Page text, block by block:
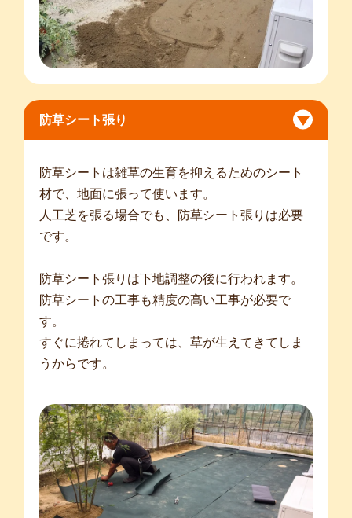
防草シート張り
防草シートは雑草の生育を抑えるためのシート
材で、地面に張って使います。
人工芝を張る場合でも、防草シート張りは必要
です。
防草シート張りは下地調整の後に行われます。
防草シートの工事も精度の高い工事が必要で
す。
すぐに捲れてしまっては、草が生えてきてしま
うからです。